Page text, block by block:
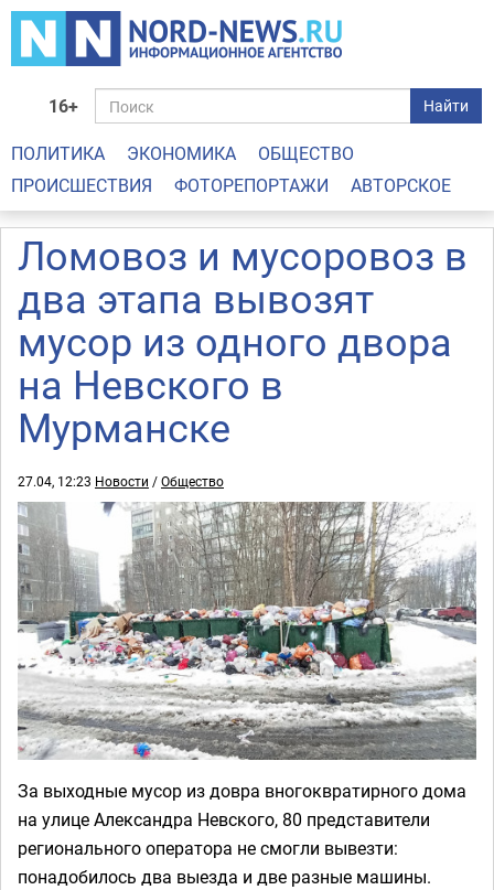
16+ Найти
ПОЛИТИКА ЭКОНОМИКА
ОБЩЕСТВО
ПРОИСШЕСТВИЯ
ФОТОРЕПОРТАЖИ АВТОРСКОЕ
Ломовоз и мусоровоз в
два этапа вывозят
мусор из одного двора
на Невского в
Мурманске
27.04, 12:23 Новости /Общество
За выходные мусор из довра вногоквратирного дома
на улице Александра Невского, 80 представители
регионального оператора не смогли вывезти:
понадобилось два выезда и две разные машины.